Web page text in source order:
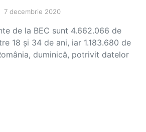
7 decembrie 2020
de la BEC sunt 4.662.066 de
18 și 34 de ani, iar 1.183.680 de
duminică, potrivit datelor